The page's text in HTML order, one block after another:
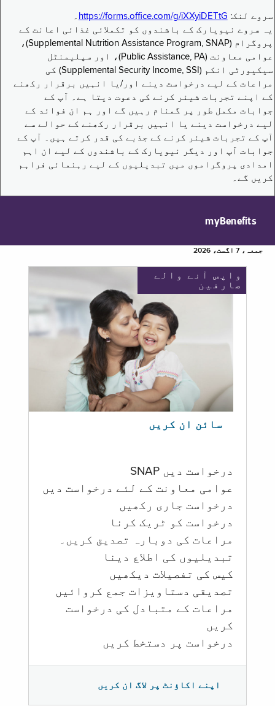
سروے لنک: https://forms.office.com/g/iXXyiDETtG ۔
یہ سروے نیویارک کے باشندوں کو تکملائی غذائی اعانت کے
پروگرام (Supplemental Nutrition Assistance Program, SNAP)،
عوامی معاونت (Public Assistance, PA)، اور سپلیمنٹل
سیکیورٹی انکم (Supplemental Security Income, SSI) کی
مراعات کے لیے درخواست دینے اور/یا انہیں برقرار رکھنے
کے اپنے تجربات شیئر کرنے کی دعوت دیتا ہے۔ آپ کے
جوابات مکمل طور پر گمنام رہیں گے اور ہم ان فوائد کے
لیے درخواست دینے یا انہیں برقرار رکھنے کے حوالے سے
آپ کے تجربات شیئر کرنے کے جذبے کی قدر کرتے ہیں۔ آپ کے
جوابات آپ اور دیگر نیویارک کے باشندوں کے لیے ان اہم
امدادی پروگراموں میں تبدیلیوں کے لیے رہنمائی فراہم
کریں گے۔
myBenefits
جمعہ، 7 اگست، 2026
واپس آنے والے
صارفین
سائن ان کریں
درخواست دیں SNAP
عوامی معاونت کے لئے درخواست دیں
درخواست جاری رکھیں
درخواست کو ٹریک کرنا
مراعات کی دوبارہ تصدیق کریں۔
تبدیلیوں کی اطلاع دینا
کیس کی تفصیلات دیکھیں
تصدیقی دستاویزات جمع کروائیں
مراعات کے متبادل کی درخواست
کریں
درخواست پر دستخط کریں
اپنے اکاؤنٹ پر لاگ ان کریں